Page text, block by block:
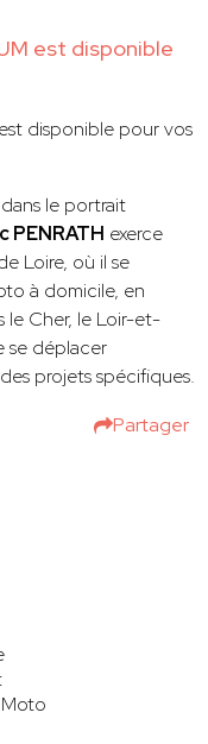
est disponible
est disponible pour vos
le portrait
PENRATH exerce
Loire, où il se
à domicile, en
le Cher, le Loir-et-
se déplacer
projets spécifiques.
Partager